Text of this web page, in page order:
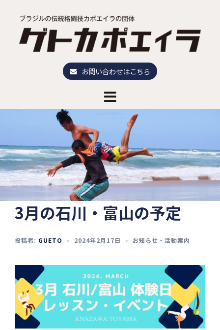
ッ
お問い合わせはこちら
3月の石川・富山の予定
投稿者: GUETO 2024年2月17日 お知らせ・活動案内